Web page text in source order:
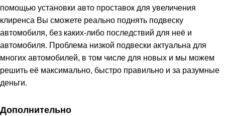
помощью установки авто проставок для увеличения
клиренса Вы сможете реально поднять подвеску
автомобиля, без каких-либо последствий для неё и
автомобиля. Проблема низкой подвески актуальна для
многих автомобилей, в том числе для новых и мы можем
решить её максимально, быстро правильно и за разумные
деньги.
Дополнительно